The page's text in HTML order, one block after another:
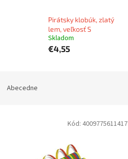
Pirátsky klobúk, zlatý
lem, veľkosť S
Skladom
€4,55
Abecedne
Kód: 4009775611417